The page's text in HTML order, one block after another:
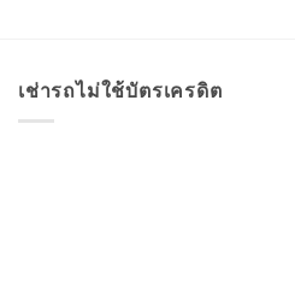
เช่ารถไม่ใช้บัตรเครดิต